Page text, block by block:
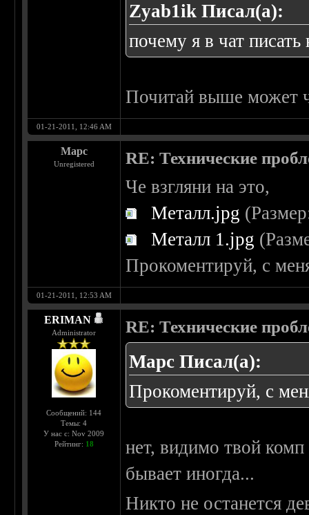
Zyab1ik Писал(а):
почему я в чат писать
Почитай выше может
01-21-2011, 12:46 AM
Марс
Unregistered RE: Технические
Че взгляни на это,
Металл.jpg
Металл 1.jpg
Прокоментируй, с
01-21-2011, 12:53 AM
ERIMAN
Administrator
Сообщений: 144
Темы: 4
У нас с: Nov 2009
Рейтинг: 18
RE: Технические
Марс Писал(а):
Прокоментируй, с
нет, видимо твой комп
бывает иногда...
Никто не останется